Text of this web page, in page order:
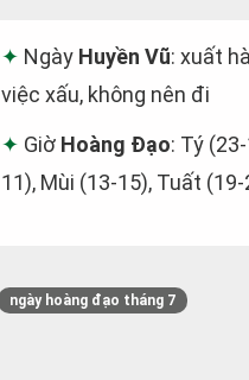
Ngày Huyền Vũ: xuất
việc xấu, không nên đi
Giờ Hoàng Đạo: Tý
11), Mùi (13-15), Tuất (19-
ngày hoàng đạo tháng 7